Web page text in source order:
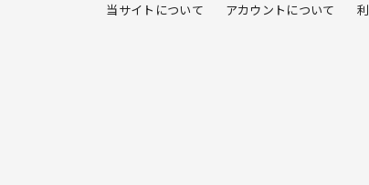
当サイトについて アカウントについて